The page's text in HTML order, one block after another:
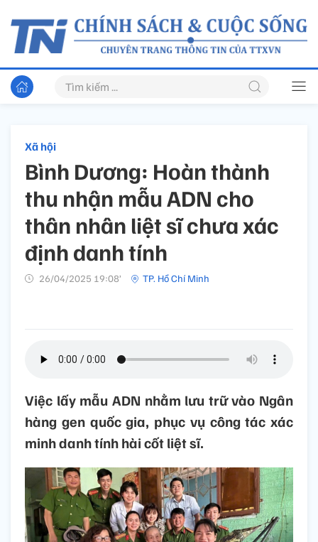
Xã hội
Bình Dương: Hoàn thành
thu nhận mẫu ADN cho
thân nhân liệt sĩ chưa xác
định danh tính
26/04/2025 19:08’ TP. Hồ Chí Minh
Việc lấy mẫu ADN nhằm lưu trữ vào Ngân
hàng gen quốc gia, phục vụ công tác xác
minh danh tính hài cốt liệt sĩ.